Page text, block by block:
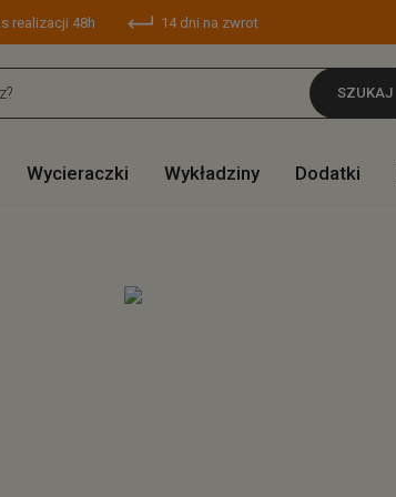
realizacji 48h 14 dni na zwrot
SZUKAJ
Wycieraczki Wykładziny Dodatki